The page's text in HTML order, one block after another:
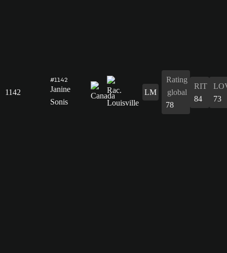
1142
#1142
Janine
Sonis
LM
Rating
global
78
RIT
84
73